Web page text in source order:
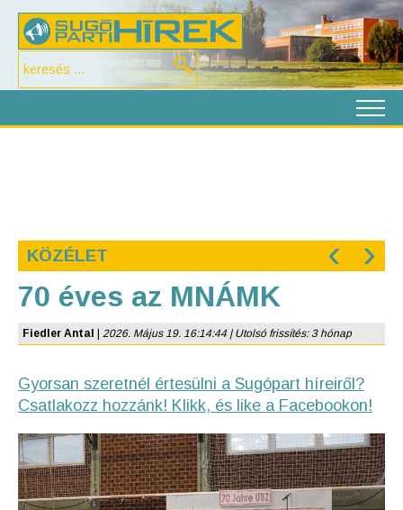
KÖZÉLET ‹ ›
70 éves az MNÁMK
Fiedler Antal 2026. Május 19. 16:14:44 | Utolsó frissítés: 3 hónap
Gyorsan szeretnél értesülni a Sugópart híreiről?
Csatlakozz hozzánk! Klikk, és like a Facebookon!